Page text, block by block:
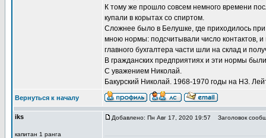
К тому же прошло совсем немного времени
купали в корытах со спиртом.
Сложнее было в Белушке, где приходилось
мною нормы: подсчитывали число контактов,
главного бухгалтера части шли на склад и
В гражданских предприятиях и эти нормы
С уважением Николай.
Бакурский Николай. 1968-1970 годы на НЗ.
Вернуться к началу
iks
капитан 1 ранга
Добавлено: Пн Авг 17, 2020 19:57 Заголовок